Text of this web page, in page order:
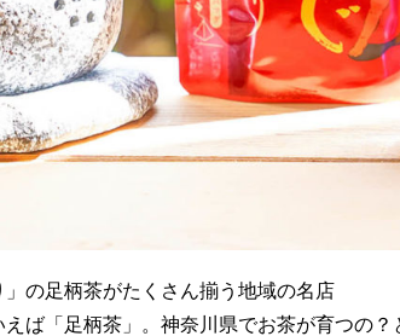
の足柄茶がたくさん揃う地域の名店
ば「足柄茶」。神奈川県でお茶が育つの